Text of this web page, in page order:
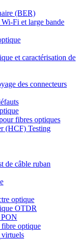
(BER)
Fi et large bande
et caractérisation de
des connecteurs
fibres optiques
(HCF) Testing
de câble ruban
optique
OTDR
PON
fibre optique
virtuels